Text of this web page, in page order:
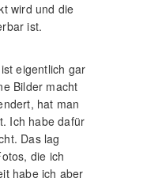
wird und die
ist.
eigentlich gar
Bilder macht
hat man
Ich habe dafür
Das lag
die ich
habe ich aber